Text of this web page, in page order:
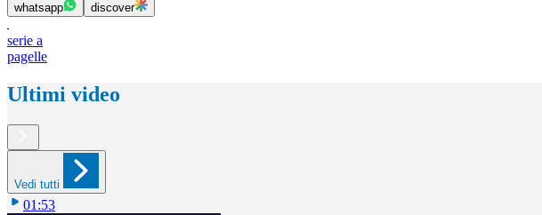
whatsapp discover
serie a
pagelle
Ultimi video
Vedi tutti
01:53